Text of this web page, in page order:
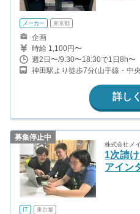
メーカー 東京都
企画
時給 1,100円〜
週2日〜/9:30〜18:30で1日8h〜
神田駅より徒歩7分(山手線・中
り徒歩2分(千代田線) 小川町駅
詳し
募集停止中
株式会社メ
1次請
アイン
IT 東京都